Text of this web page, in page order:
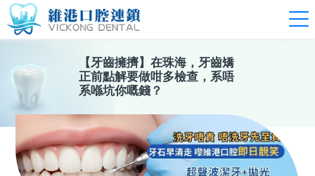
【 牙齒擁擠】 在珠海，牙齒矯
正前點解要做咁多檢查，系唔
系喺坑你嘅錢？